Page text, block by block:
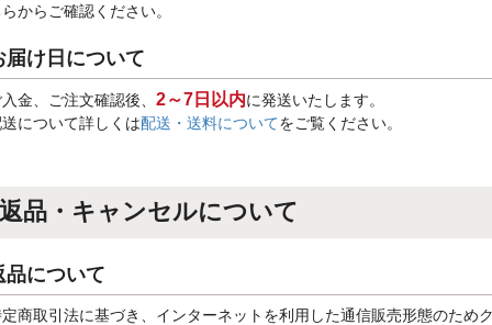
からご確認ください。
届け日について
金、ご注文確認後、 2～7日以内に発送いたします。
について詳しくは配送・送料についてをご覧ください。
返品・キャンセルについて
品について
商取引法に基づき、インターネットを利用した通信販売形態のため